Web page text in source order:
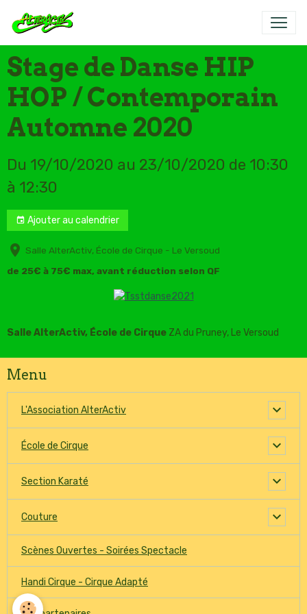
Stage de Danse HIP
HOP / Contemporain
Automne 2020
Du 19/10/2020 au 23/10/2020 de 10:30
à 12:30
Ajouter au calendrier
Salle AlterActiv, École de Cirque - Le Versoud
de 25€ à 75€ max, avant réduction selon QF
Salle AlterActiv, École de Cirque ZA du Pruney, Le Versoud
Menu
L'Association AlterActiv
École de Cirque
Section Karaté
Couture
Scènes Ouvertes - Soirées Spectacle
Handi Cirque - Cirque Adapté